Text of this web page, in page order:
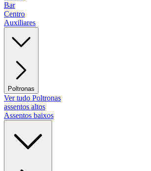
Bar
Centro
Auxiliares
Poltronas
Ver tudo Poltronas
assentos altos
Assentos baixos